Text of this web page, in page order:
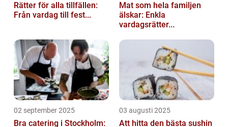
Rätter för alla tillfällen:
Från vardag till fest...
Mat som hela familjen
älskar: Enkla
vardagsrätter...
02 september 2025
Bra catering i Stockholm:
03 augusti 2025
Att hitta den bästa sushin